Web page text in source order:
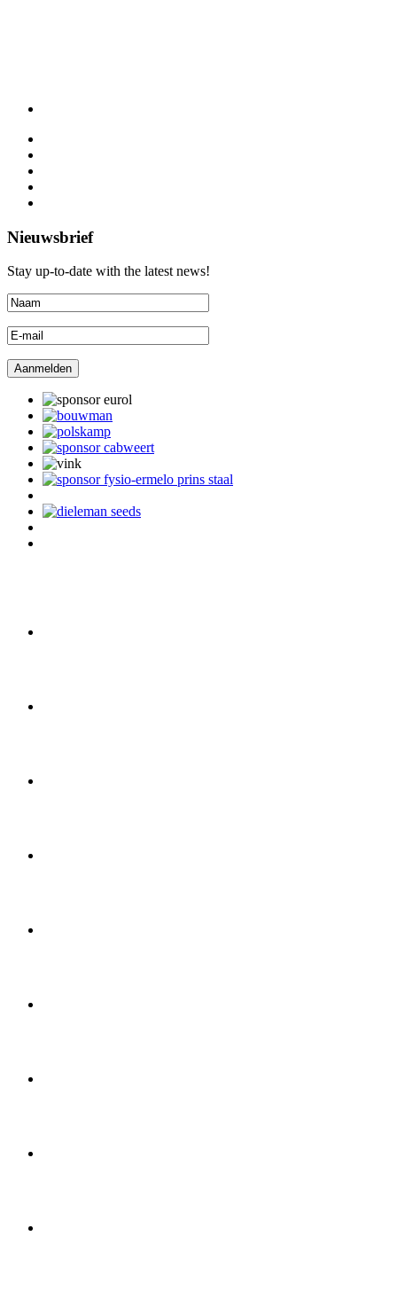
Nieuwsbrief
Stay up-to-date with the latest news!